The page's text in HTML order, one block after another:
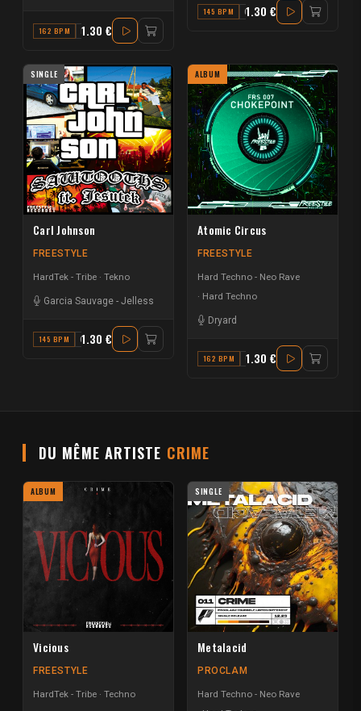
162 BPM F# MAJOR
1.30 €
145 BPM C#1.30 €
SINGLE
Carl Johnson
FREESTYLE
HardTek - Tribe Tekno
Garcia Sauvage - Jelless
145 BPM G1.30 €
ALBUM
Atomic Circus
FREESTYLE
Hard Techno - Neo Rave
Hard Techno
Dryard
162 BPM G1.30 €
DU MÊME ARTISTE CRIME
ALBUM
Vicious
FREESTYLE
HardTek - Tribe Techno
SINGLE
Metalacid
PROCLAM
Hard Techno - Neo Rave